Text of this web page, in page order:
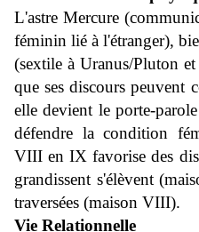
L'astre Mercure
féminin lié à l'étranger),
(sextile à Uranus/Pluton
que ses discours peuvent
elle devient le porte-
défendre la condition
VIII en IX favorise des
grandissent s'élèvent
traversées (maison VIII).
Vie Relationnelle